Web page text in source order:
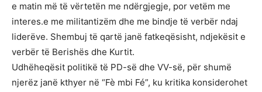
e matin më të vërtetën me ndërgjegje, por vetëm me
interes.e me militantizëm dhe me bindje të verbër ndaj
liderëve. Shembuj të qartë janë fatkeqësisht, ndjekësit e
verbër të Berishës dhe Kurtit.
Udhëheqësit politikë të PD-së dhe VV-së, për shumë
njerëz janë kthyer në “Fè mbi Fé”, ku kritika konsiderohet